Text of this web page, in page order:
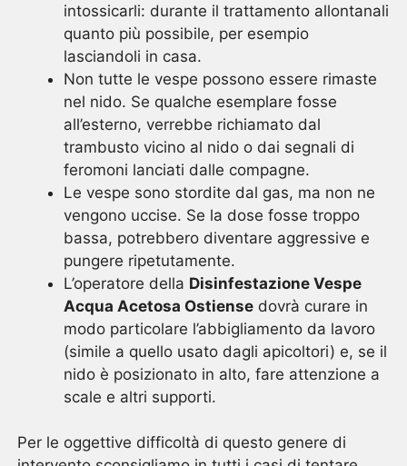
intossicarli: durante il trattamento allontanali
quanto più possibile, per esempio
lasciandoli in casa.
Non tutte le vespe possono essere rimaste
nel nido. Se qualche esemplare fosse
all’esterno, verrebbe richiamato dal
trambusto vicino al nido o dai segnali di
feromoni lanciati dalle compagne.
Le vespe sono stordite dal gas, ma non ne
vengono uccise. Se la dose fosse troppo
bassa, potrebbero diventare aggressive e
pungere ripetutamente.
L’operatore della Disinfestazione Vespe
Acqua Acetosa Ostiense dovrà curare in
modo particolare l’abbigliamento da lavoro
(simile a quello usato dagli apicoltori) e, se il
nido è posizionato in alto, fare attenzione a
scale e altri supporti.
Per le oggettive difficoltà di questo genere di